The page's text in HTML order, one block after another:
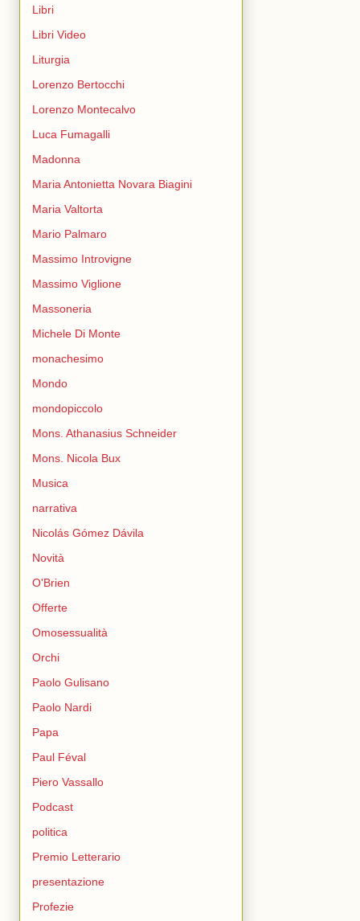
Libri
Libri Video
Liturgia
Lorenzo Bertocchi
Lorenzo Montecalvo
Luca Fumagalli
Madonna
Maria Antonietta Novara Biagini
Maria Valtorta
Mario Palmaro
Massimo Introvigne
Massimo Viglione
Massoneria
Michele Di Monte
monachesimo
Mondo
mondopiccolo
Mons. Athanasius Schneider
Mons. Nicola Bux
Musica
narrativa
Nicolás Gómez Dávila
Novità
O'Brien
Offerte
Omosessualità
Orchi
Paolo Gulisano
Paolo Nardi
Papa
Paul Féval
Piero Vassallo
Podcast
politica
Premio Letterario
presentazione
Profezie